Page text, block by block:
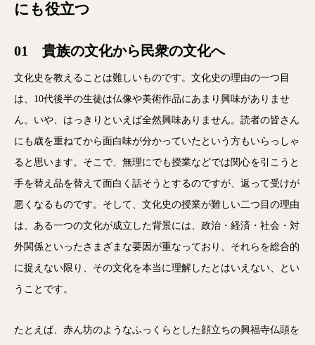
にも役立つ
01 貴族の文化から民衆の文化へ
文化史を教えることは難しいものです。文化史の理由の一つ目
は、10代後半の生徒は仏像や美術作品にあまり興味がありませ
ん。いや、はっきりといえば全然興味ありません。読者の皆さん
にも歳を重ねてから面白味が分かっていたという方もいらっしゃ
ると思います。そこで、無理にでも授業などでは関心を引こうと
手を替え品を替えて面白く話そうとするのですが、返って受けが
悪くなるものです。そして、文化史の授業が難しい二つ目の理由
は、ある一つの文化が成立した背景には、政治・経済・社会・対
外関係といったさまざまな要因が重なっており、それらを総合的
に捉えない限り、その文化を本当に理解したとはいえない、とい
うことです。
たとえば、赤ん坊のようなふっくらとした顔立ちの興福寺仏頭を